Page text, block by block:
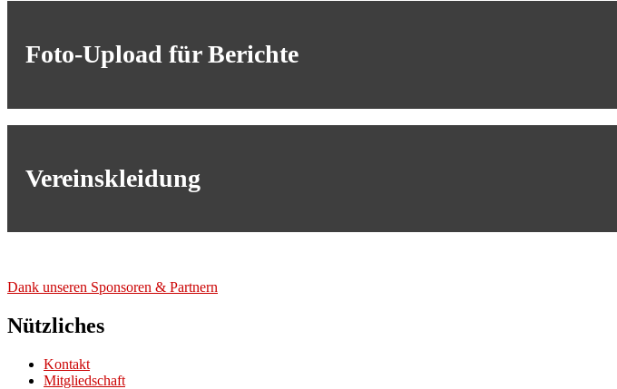
Foto-Upload für Berichte
Vereinskleidung
Dank unse­ren Spon­so­ren & Part­nern
Nützliches
Kontakt
Mitgliedschaft